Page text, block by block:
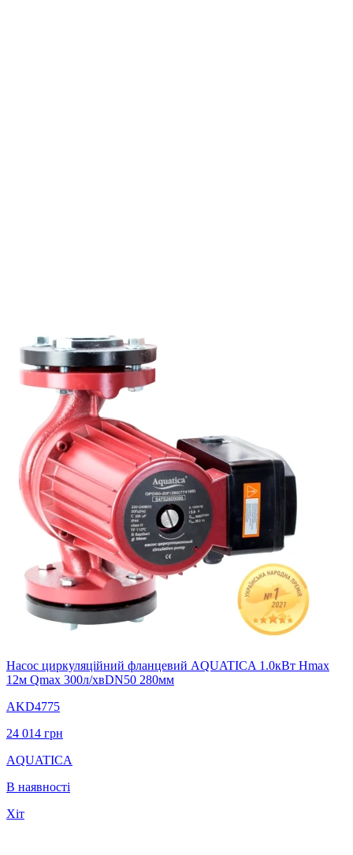
Насос циркуляційний фланцевий AQUATICA 1.0кВт Hmax
12м Qmax 300л/хвDN50 280мм
AKD4775
24 014 грн
AQUATICA
В наявності
Хіт